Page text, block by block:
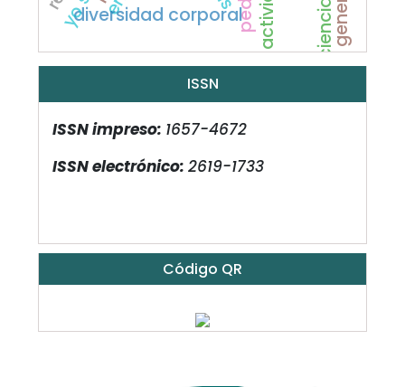
diversidad corporal
ISSN
ISSN impreso: 1657-4672
ISSN electrónico: 2619-1733
Código QR